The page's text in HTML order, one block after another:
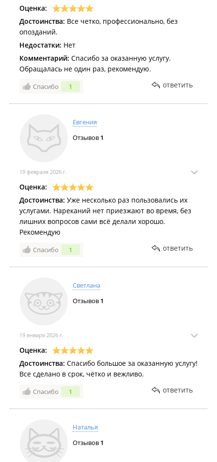
Оценка:
Достоинства: Все четко, профессионально, без
опозданий.
Недостатки: Нет
Комментарий: Спасибо за оказанную услугу.
Обращалась не один раз, рекомендую.
Спасибо 1 ответить
Евгения
Отзывов 1
19 февраля 2026 г.
Оценка:
Достоинства: Уже несколько раз пользовались их
услугами. Нареканий нет приезжают во время, без
лишних вопросов сами всё делали хорошо.
Рекомендую
Спасибо 1 ответить
Светлана
Отзывов 1
19 января 2026 г.
Оценка:
Достоинства: Спасибо большое за оказанную услугу!
Все сделано в срок, чётко и вежливо.
Спасибо 1 ответить
Наталья
Отзывов 1